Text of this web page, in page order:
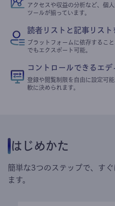
アクセスや収益の分析など、個
ツールが揃っています。
読者リストと記事リスト
プラットフォームに依存するこ
でもエクスポート可能。
コントロールできるエデ
登録や閲覧制限を自由に設定可
軟に決められます。
はじめかた
簡単な3つのステップで、す
ます。